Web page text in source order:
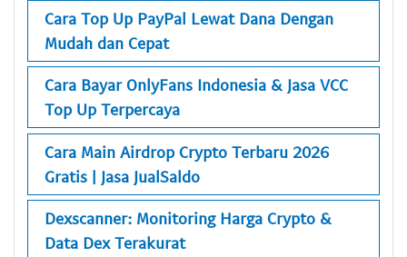
Cara Top Up PayPal Lewat Dana Dengan
Mudah dan Cepat
Cara Bayar OnlyFans Indonesia & Jasa VCC
Top Up Terpercaya
Cara Main Airdrop Crypto Terbaru 2026
Gratis | Jasa JualSaldo
Dexscanner: Monitoring Harga Crypto &
Data Dex Terakurat